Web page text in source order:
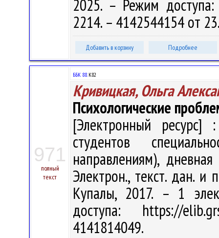
2025. – Режим
2214. – 4142544154 от
Добавить в корзину Подробнее
971
полный
текст
ББК 88.К82
Кривицкая, Ольга
Психологические
[Электронный ресурс]
студентов
направлениям),
Электрон., текст. дан.
Купалы, 2017. – 1
доступа: https://
4141814049.